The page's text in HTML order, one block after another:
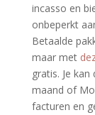
incasso en
onbeperkt
Betaalde
maar met
gratis. Je
maand of
facturen en